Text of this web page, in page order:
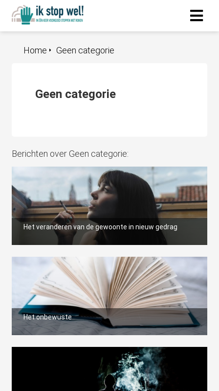
Geen categorie
Home
Geen categorie
Berichten over Geen categorie:
Het veranderen van de gewoonte in nieuw gedrag
Het onbewuste